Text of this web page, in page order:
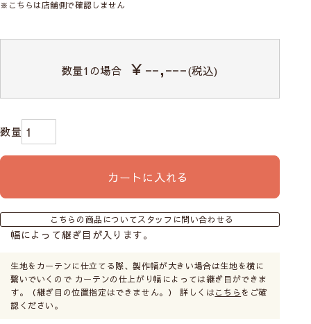
※こちらは店舗側で確認しません
数量1の場合 ￥--,---(税込)
カートに入れる
こちらの商品についてスタッフに問い合わせる
幅によって継ぎ目が入ります。
生地をカーテンに仕立てる際、製作幅が大きい場合は生地を横に
繋いでいくので カーテンの仕上がり幅によっては継ぎ目ができま
す。（継ぎ目の位置指定はできません。） 詳しくはこちら をご確
認ください。